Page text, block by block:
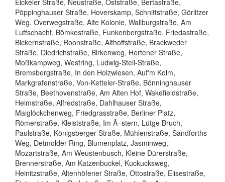
Pöppinghauser Straße, Hoverskamp, Schnittstraße, Görlitzer
Weg, Overwegstraße, Alte Kolonie, Wallburgstraße, Am
Luftschacht, Bömkestraße, Funkenbergstraße, Friedastraße,
Bickernstraße, Roonstraße, Althoffstraße, Brackweder
Straße, Diedrichstraße, Birkenweg, Hertener Straße,
Moßkampweg, Westring, Ludwig-Steil-Straße,
Bremsbergstraße, In den Holzwiesen, Auf'm Kolm,
Markgrafenstraße, Von-Ketteler-Straße, Bönninghauser
Straße, Beethovenstraße, Am Alten Hof, Wakefieldstraße,
Heimstraße, Alfredstraße, Dahlhauser Straße,
Maiglöckchenweg, Friedgrasstraße, Berliner Platz,
Römerstraße, Kleiststraße, Im Ã–stern, Lütge Bruch,
Paulstraße, Königsberger Straße, Mühlenstraße, Sandforths
Weg, Detmolder Ring, Blumenplatz, Jasminweg,
Mozartstraße, Am Weustenbusch, Kleine Dürerstraße,
Brennerstraße, Am Katzenbuckel, Kuckucksweg,
Heinitzstraße, Altenhöfener Straße, Ottostraße, Elisestraße,